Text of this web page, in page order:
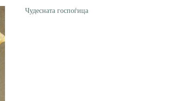
Чудесната госпоѓица